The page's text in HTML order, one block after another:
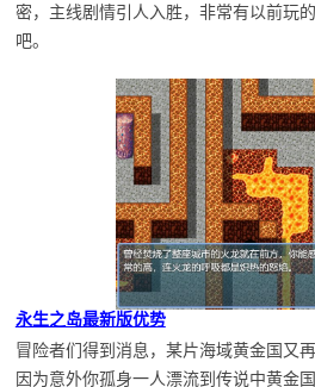
密，主线剧情引人入胜，非常有以前玩
吧。
永生之岛最新版优势
冒险者们得到消息，某片海域黄金国又再
因为意外你孤身一人漂流到传说中黄金国